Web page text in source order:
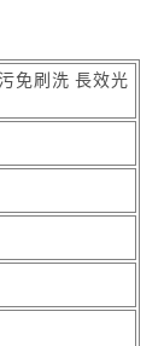
免刷洗 長效光